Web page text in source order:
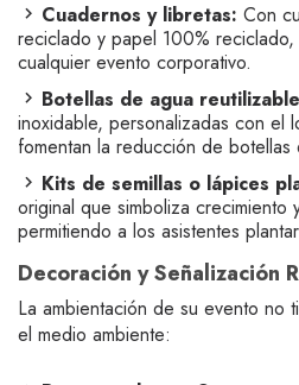
Cuadernos y libretas: Con
reciclado y papel 100%
cualquier evento corporativo.
Botellas de agua
inoxidable, personalizadas con el
fomentan la reducción de
Kits de semillas o lápices
original que simboliza crecimiento
permitiendo a los asistentes
Decoración y Señalización
La ambientación de su evento no
el medio ambiente: